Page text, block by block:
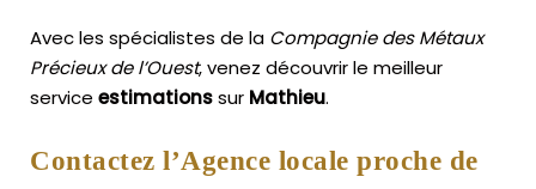
Avec les spécialistes de la Compagnie des Métaux
Précieux de l’Ouest, venez découvrir le meilleur
service estimationssur Mathieu.
Contactez l’Agence locale proche de